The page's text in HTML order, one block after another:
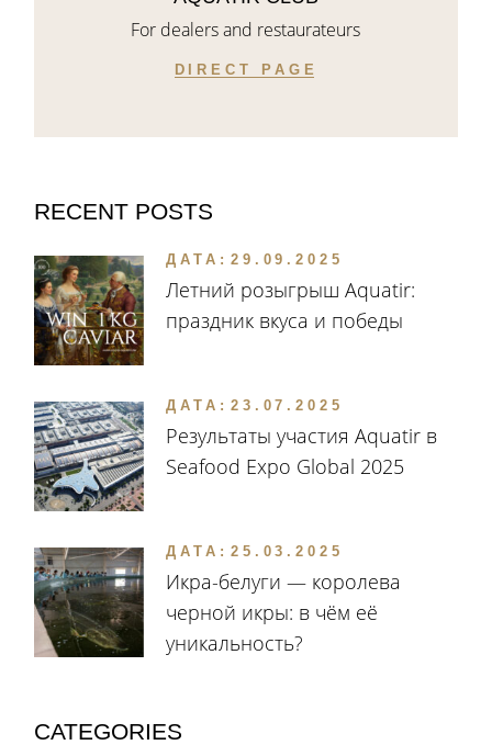
For dealers and restaurateurs
DIRECT PAGE
RECENT POSTS
ДАТА: 29.09.2025
Летний розыгрыш Aquatir:
праздник вкуса и победы
ДАТА: 23.07.2025
Результаты участия Aquatir в
Seafood Expo Global 2025
ДАТА: 25.03.2025
Икра-белуги — королева
черной икры: в чём её
уникальность?
CATEGORIES